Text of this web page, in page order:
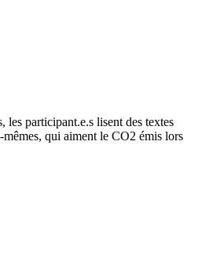
participant.e.s lisent des textes
mêmes, qui aiment le CO2 émis lors